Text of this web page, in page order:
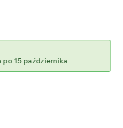
po 15 października